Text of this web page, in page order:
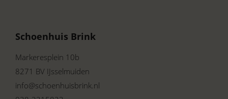
2294 Leonor Oro?
Perfecte combinatie van
comfort
Elegant design dat gemakkelijk te
Schoenhuis Brink
Markeresplein 10b
8271 BV IJsselmuiden
info@schoenhuisbrink.nl